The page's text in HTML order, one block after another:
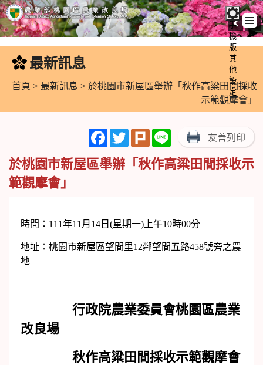
跳
容
手
機
版
其
他
設
定
最新訊息
首頁 > 最新訊息 > 於桃園市新屋區舉辦「秋作高粱田間採收
示範觀摩會」
FacebookTwitterPlurk Line 友善列印
於桃園市新屋區舉辦「秋作高粱田間採收示
範觀摩會」
時間：111年11月14日(星期一)上午10時00分
地址：桃園市新屋區望間里12鄰望間五路458號旁之農
地
行政院農業委員會桃園區農業
改良場
秋作高粱田間採收示範觀摩會